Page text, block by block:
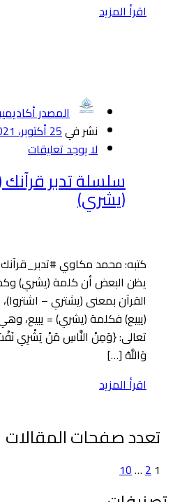
اقرأ المزيد
المصدر
نشر في25 أكتوبر، 2021
لا يوجد تعليقات
(يشري)
يظن البعض أن كلمة (يشري)
القرآن بمعنى (يشتري –
(يبيع) فكلمة (يشري) = يبيع،
تعالى: {وَمِنْ النَّاسِ مَنْ يَشْرِي
وَاللَّهُ […]
اقرأ المزيد
تعدد صفحات المقالات
1
2
…
10